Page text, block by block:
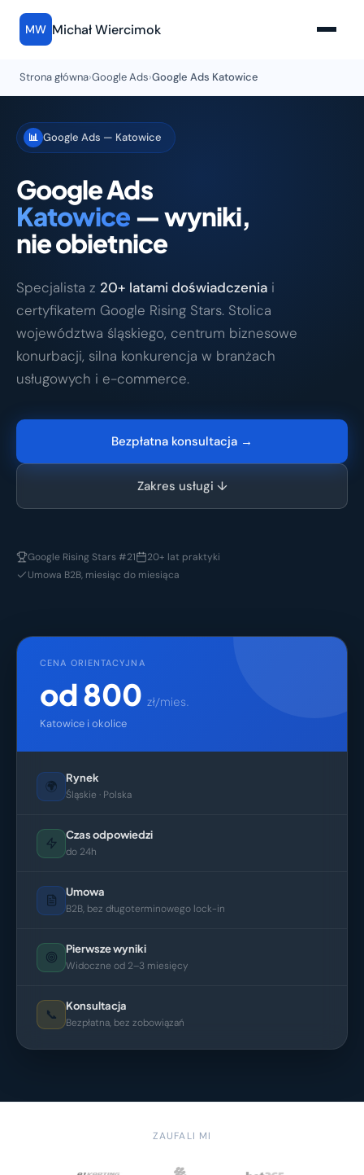
MW Michał Wiercimok
Strona główna›Google Ads›Google Ads Katowice
📊 Google Ads — Katowice
Google Ads
Katowice — wyniki,
nie obietnice
Specjalista z 20+ latami doświadczenia i
certyfikatem Google Rising Stars. Stolica
województwa śląskiego, centrum biznesowe
konurbacji, silna konkurencja w branżach
usługowych i e-commerce.
Bezpłatna konsultacja →
Zakres usługi ↓
Google Rising Stars #21
20+ lat praktyki
Umowa B2B, miesiąc do miesiąca
CENA ORIENTACYJNA
od 800 zł/mies.
Katowice i okolice
🌍
Rynek
Śląskie · Polska
Czas odpowiedzi
do 24h
Umowa
B2B, bez długoterminowego lock-in
Pierwsze wyniki
Widoczne od 2–3 miesięcy
📞
Konsultacja
Bezpłatna, bez zobowiązań
ZAUFALI MI